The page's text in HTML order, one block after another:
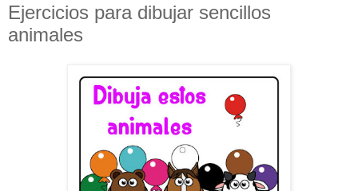
Ejercicios para dibujar sencillos
animales